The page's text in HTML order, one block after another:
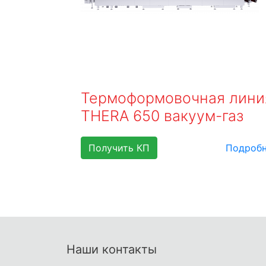
Термоформовочная
THERA 650 вакуум-газ
Получить КП
Наши контакты